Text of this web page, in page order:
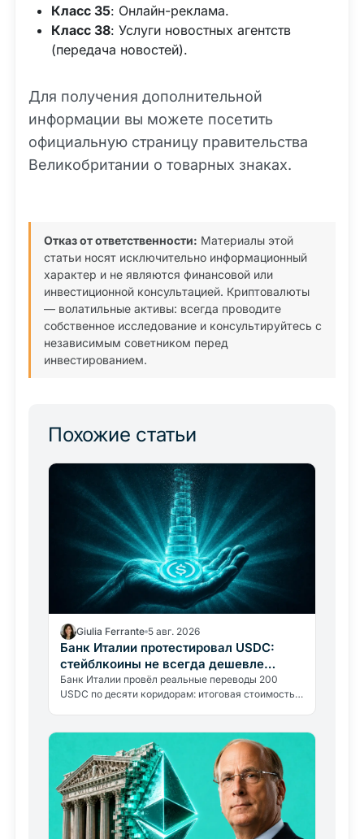
Класс 35: Онлайн-реклама.
Класс 38: Услуги новостных агентств
(передача новостей).
Для получения дополнительной
информации вы можете посетить
официальную страницу правительства
Великобритании о товарных знаках.
Отказ от ответственности: Материалы этой
статьи носят исключительно информационный
характер и не являются финансовой или
инвестиционной консультацией. Криптовалюты
— волатильные активы: всегда проводите
собственное исследование и консультируйтесь с
независимым советником перед
инвестированием.
Похожие статьи
Giulia Ferrante 5 авг. 2026
Банк Италии протестировал USDC:
стейблкоины не всегда дешевле
переводов
Банк Италии провёл реальные переводы 200
USDC по десяти коридорам: итоговая стоимость